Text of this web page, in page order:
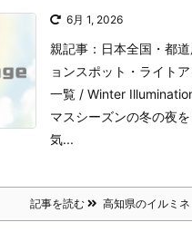
6月 1, 2026
親記事：日本全国・都
ョンスポット・ライト
一覧 / Winter
マスシーズンの冬の夜
気...
記事を読む 高知県のイルミネ